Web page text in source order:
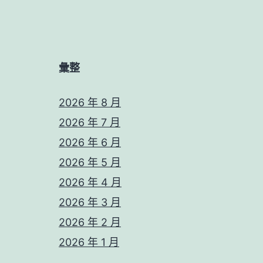
彙整
2026 年 8 月
2026 年 7 月
2026 年 6 月
2026 年 5 月
2026 年 4 月
2026 年 3 月
2026 年 2 月
2026 年 1 月